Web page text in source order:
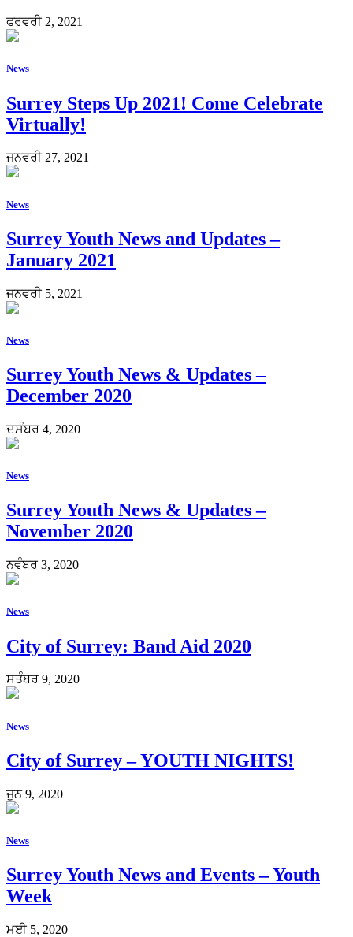
ਫਰਵਰੀ 2, 2021
News
Surrey Steps Up 2021! Come Celebrate
Virtually!
ਜਨਵਰੀ 27, 2021
News
Surrey Youth News and Updates –
January 2021
ਜਨਵਰੀ 5, 2021
News
Surrey Youth News & Updates –
December 2020
ਦਸੰਬਰ 4, 2020
News
Surrey Youth News & Updates –
November 2020
ਨਵੰਬਰ 3, 2020
News
City of Surrey: Band Aid 2020
ਸਤੰਬਰ 9, 2020
News
City of Surrey – YOUTH NIGHTS!
ਜੂਨ 9, 2020
News
Surrey Youth News and Events – Youth
Week
ਮਈ 5, 2020